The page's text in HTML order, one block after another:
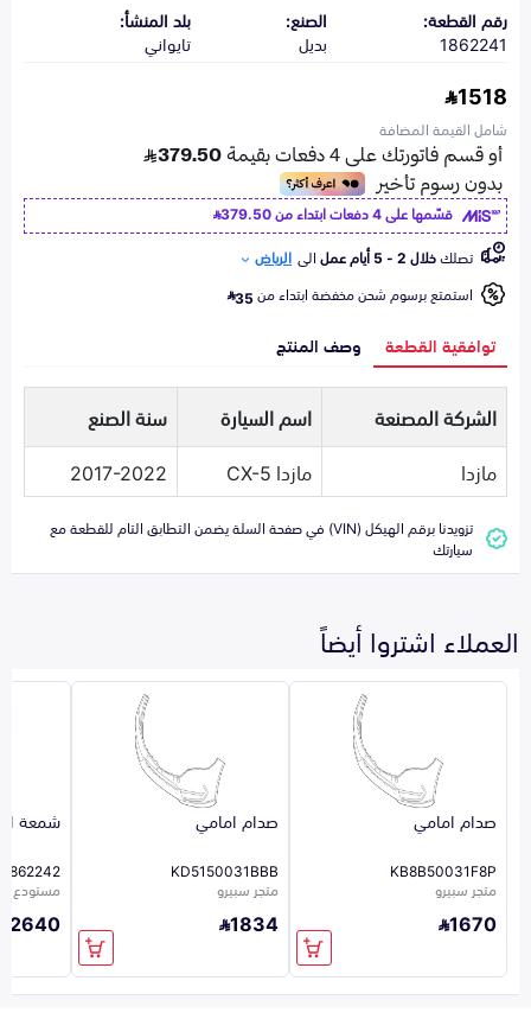
رقم القطعة:
1862241
الصنع:
بديل
بلد المنشأ:
تايواني
1518
شامل القيمة المضافة
قسّمها على 4 دفعات ابتداء من
379.50
تصلكخلال 2 - 5 أيام عمل الى الرياض
استمتع برسوم شحن مخفضة ابتداء من35
توافقية القطعة وصف المنتج
الشركة المصنعة اسم السيارة
سنة الصنع
مازدا
مازدا CX-5 2017-2022
تزويدنا برقم الهيكل (VIN) في صفحة السلة يضمن التطابق التام للقطعة مع
سيارتك
العملاء اشتروا أيضاً
صدام امامي
KB8B50031F8P
متجر سبيرو
1670
صدام امامي
KD5150031BBB
متجر سبيرو
1834
شمعة
1862242
مستودع
2640